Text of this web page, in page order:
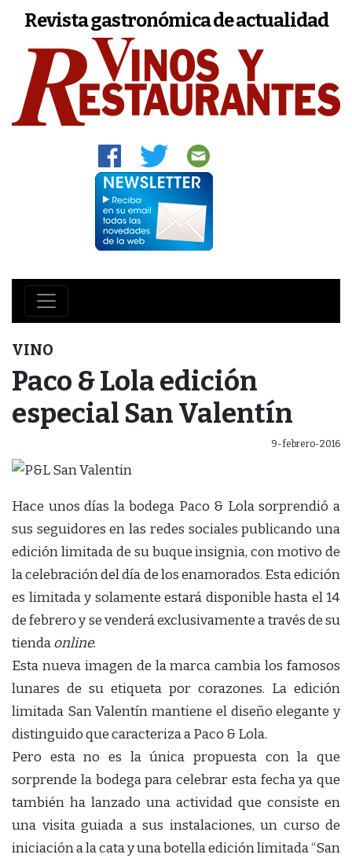
Revista gastronómica de actualidad
VINO
Paco & Lola edición
especial San Valentín
9-febrero-2016
Hace unos días la bodega Paco & Lola sorprendió a
sus seguidores en las redes sociales publicando una
edición limitada de su buque insignia, con motivo de
la celebración del día de los enamorados. Esta edición
es limitada y solamente estará disponible hasta el 14
de febrero y se venderá exclusivamente a través de su
tiendaonline.
Esta nueva imagen de la marca cambia los famosos
lunares de su etiqueta por corazones. La edición
limitada San Valentín mantiene el diseño elegante y
distinguido que caracteriza a Paco & Lola.
Pero esta no es la única propuesta con la que
sorprende la bodega para celebrar esta fecha ya que
también ha lanzado una actividad que consiste en
una visita guiada a sus instalaciones, un curso de
iniciación a la cata y una botella edición limitada “San